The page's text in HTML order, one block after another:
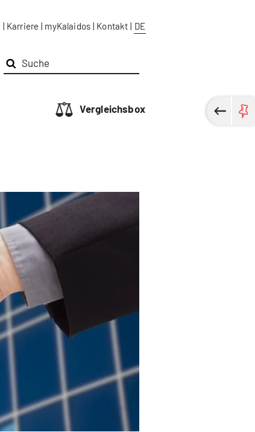
| Karriere | myKalaidos | Kontakt | DE
Vergleichsbox